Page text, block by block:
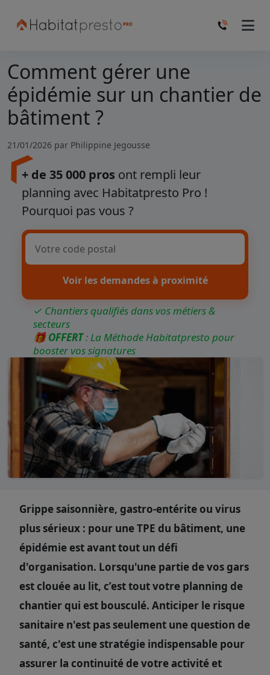
Comment gérer une
épidémie sur un chantier de
bâtiment ?
21/01/2026 par Philippine Jegousse
+ de 35 000 pros ont rempli leur
planning avec Habitatpresto Pro !
Pourquoi pas vous ?
Voir les demandes à proximité
✓ Chantiers qualifiés dans vos métiers &
secteurs
🎁OFFERT: La Méthode Habitatpresto pour
booster vos signatures
Grippe saisonnière, gastro-entérite ou virus
plus sérieux : pour une TPE du bâtiment, une
épidémie est avant tout un défi
d'organisation. Lorsqu'une partie de vos gars
est clouée au lit, c’est tout votre planning de
chantier qui est bousculé. Anticiper le risque
sanitaire n'est pas seulement une question de
santé, c'est une stratégie indispensable pour
assurer la continuité de votre activité et